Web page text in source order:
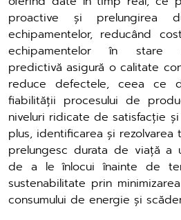
proactive și prelungirea
echipamentelor, reducând
echipamentelor în stare
predictivă asigură o calitate
reduce defectele, ceea ce
fiabilității procesului de
niveluri ridicate de satisfacție
plus, identificarea și
prelungesc durata de viață a
de a le înlocui înainte de
sustenabilitate prin
consumului de energie și